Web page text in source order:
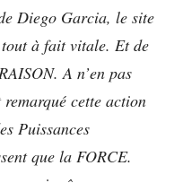
Diego Garcia, le site
à fait vitale. Et de
A n’en pas
cette action
Puissances
que la FORCE.